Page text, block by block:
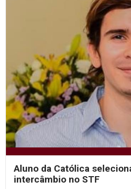
Aluno da Católica
intercâmbio no STF